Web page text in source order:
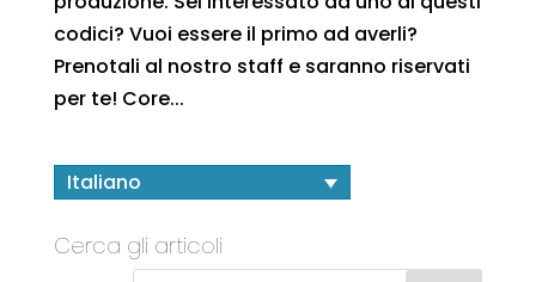
codici? Vuoi essere il primo ad averli?
Prenotali al nostro staff e saranno riservati
per te! Core...
Italiano
Cerca gli articoli